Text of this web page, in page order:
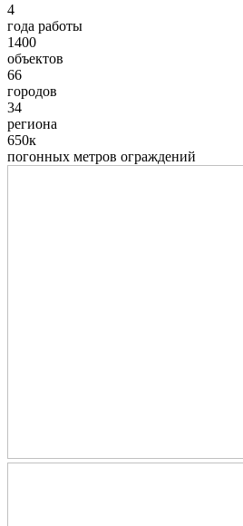
4
года работы
1400
объектов
66
городов
34
региона
650к
погонных метров ограждений